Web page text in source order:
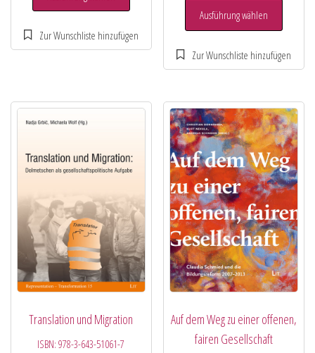
Ausführung wählen
Translation und Migration
ISBN:978-3-643-51061-7
Auf dem Weg zu einer offenen,
fairen Gesellschaft